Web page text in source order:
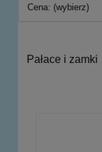
Cena: (wybierz)
Pałace i zamki